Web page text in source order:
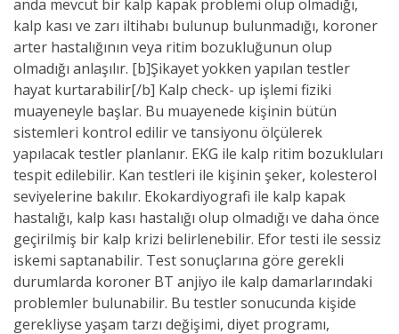
anda mevcut bir kalp kapak problemi olup olmadığı,
kalp kası ve zarı iltihabı bulunup bulunmadığı, koroner
arter hastalığının veya ritim bozukluğunun olup
olmadığı anlaşılır. [b]Şikayet yokken yapılan testler
hayat kurtarabilir[/b] Kalp check- up işlemi fiziki
muayeneyle başlar. Bu muayenede kişinin bütün
sistemleri kontrol edilir ve tansiyonu ölçülerek
yapılacak testler planlanır. EKG ile kalp ritim bozukluları
tespit edilebilir. Kan testleri ile kişinin şeker, kolesterol
seviyelerine bakılır. Ekokardiyografi ile kalp kapak
hastalığı, kalp kası hastalığı olup olmadığı ve daha önce
geçirilmiş bir kalp krizi belirlenebilir. Efor testi ile sessiz
iskemi saptanabilir. Test sonuçlarına göre gerekli
durumlarda koroner BT anjiyo ile kalp damarlarındaki
problemler bulunabilir. Bu testler sonucunda kişide
gerekliyse yaşam tarzı değişimi, diyet programı,